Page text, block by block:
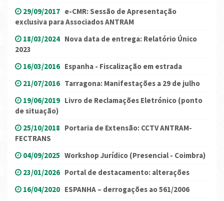
29/09/2017 e-CMR: Sessão de Apresentação
exclusiva para Associados ANTRAM
18/03/2024 Nova data de entrega: Relatório Único
2023
16/03/2016 Espanha - Fiscalização em estrada
21/07/2016 Tarragona: Manifestações a 29 de julho
19/06/2019 Livro de Reclamações Eletrónico (ponto
de situação)
25/10/2018 Portaria de Extensão: CCTV ANTRAM-
FECTRANS
04/09/2025 Workshop Jurídico (Presencial - Coimbra)
23/01/2026 Portal de destacamento: alterações
16/04/2020 ESPANHA – derrogações ao 561/2006